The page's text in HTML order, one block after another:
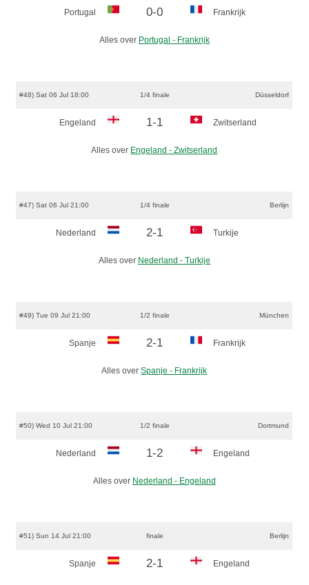
Portugal 0-0 Frankrijk
Alles over Portugal - Frankrijk
#48) Sat 06 Jul 18:00 1/4 finale Düsseldorf
Engeland 1-1 Zwitserland
Alles over Engeland - Zwitserland
#47) Sat 06 Jul 21:00 1/4 finale Berlijn
Nederland 2-1 Turkije
Alles over Nederland - Turkije
#49) Tue 09 Jul 21:00 1/2 finale München
Spanje 2-1 Frankrijk
Alles overSpanje - Frankrijk
#50) Wed 10 Jul 21:00 1/2 finale Dortmund
Nederland 1-2 Engeland
Alles over Nederland - Engeland
#51) Sun 14 Jul 21:00 finale Berlijn
Spanje 2-1 Engeland